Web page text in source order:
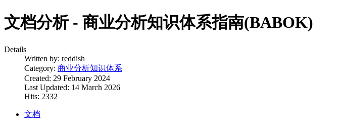
文档分析 - 商业分析知识体系指南(BABOK)
Details
Written by: reddish
Category: 商业分析知识体系
Created: 29 February 2024
Last Updated: 14 March 2026
Hits: 2332
文档